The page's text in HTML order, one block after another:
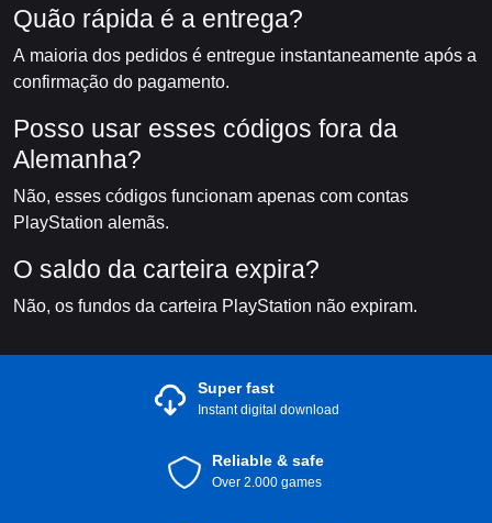
Quão rápida é a entrega?
A maioria dos pedidos é entregue instantaneamente após a
confirmação do pagamento.
Posso usar esses códigos fora da
Alemanha?
Não, esses códigos funcionam apenas com contas
PlayStation alemãs.
O saldo da carteira expira?
Não, os fundos da carteira PlayStation não expiram.
Super fast
Instant digital download
Reliable & safe
Over 2.000 games